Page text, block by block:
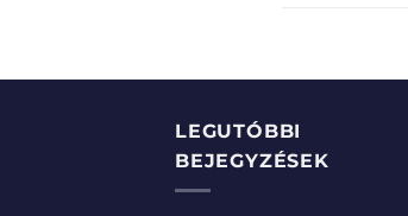
LEGUTÓBBI
BEJEGYZÉSEK